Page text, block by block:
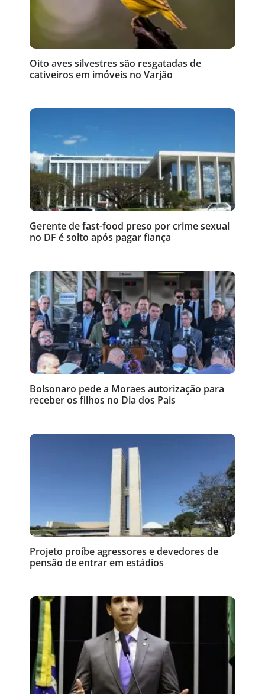
Oito aves silvestres são resgatadas de
cativeiros em imóveis no Varjão
Gerente de fast-food preso por crime sexual
no DF é solto após pagar fiança
Bolsonaro pede a Moraes autorização para
receber os filhos no Dia dos Pais
Projeto proíbe agressores e devedores de
pensão de entrar em estádios